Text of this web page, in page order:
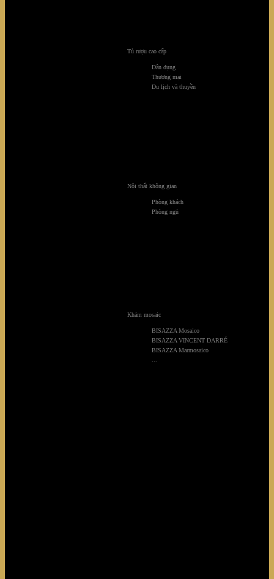
Tủ rượu cao cấp
Dân dụng
Thương mại
Du lịch và thuyền
Nội thất không gian
Phòng khách
Phòng ngủ
Khảm mosaic
BISAZZA Mosaico
BISAZZA VINCENT DARRÉ
BISAZZA Marmosaico